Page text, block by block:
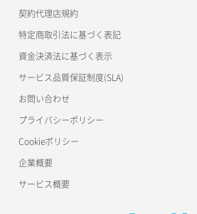
ポート作成（ローカルネットワーク用）
ポート作成（追加IP用）
ポート削除
ポート更新
ポート詳細取得
リスナー詳細取得
ロードバランサー一覧取得
ロードバランサー削除
ロードバランサー更新
ロードバランサー詳細取得
ロードバランサー追加
公開API(ConoHa VPS Ver.2.0)
契約代理店規約
特定商取引法に基づく表記
資金決済法に基づく表示
サービス品質保証制度(SLA)
お問い合わせ
プライバシーポリシー
Cookieポリシー
企業概要
サービス概要